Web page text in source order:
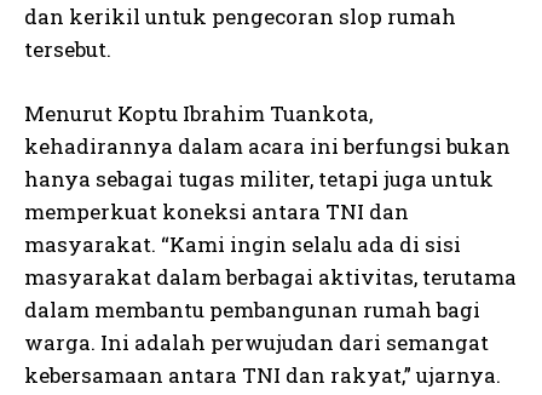
dan kerikil untuk pengecoran slop rumah
tersebut.
Menurut Koptu Ibrahim Tuankota,
kehadirannya dalam acara ini berfungsi bukan
hanya sebagai tugas militer, tetapi juga untuk
memperkuat koneksi antara TNI dan
masyarakat. “Kami ingin selalu ada di sisi
masyarakat dalam berbagai aktivitas, terutama
dalam membantu pembangunan rumah bagi
warga. Ini adalah perwujudan dari semangat
kebersamaan antara TNI dan rakyat,” ujarnya.